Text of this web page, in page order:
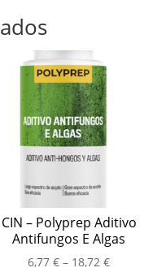
CIN – Polyprep Aditivo
Antifungos E Algas
6,77€ – 18,72€Price